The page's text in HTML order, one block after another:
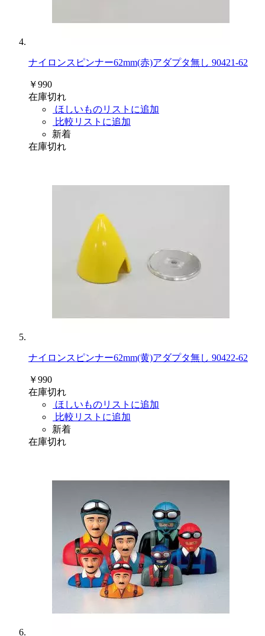
ナイロンスピンナー62mm(赤)アダプタ無し 90421-62
￥990
在庫切れ
ほしいものリストに追加
比較リストに追加
新着
在庫切れ
ナイロンスピンナー62mm(黄)アダプタ無し 90422-62
￥990
在庫切れ
ほしいものリストに追加
比較リストに追加
新着
在庫切れ